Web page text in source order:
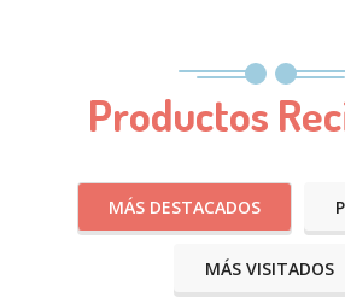
Productos
MÁS DESTACADOS
MÁS VISITADOS